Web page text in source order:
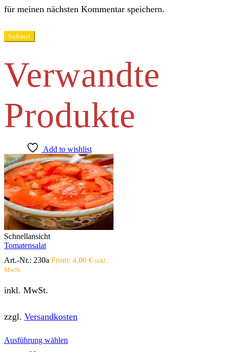
für meinen nächsten Kommentar speichern.
Verwandte
Produkte
Add to wishlist
Schnellansicht
Tomatensalat
Art.-Nr.: 230a From: 4,00 € inkl.
MwSt.
inkl. MwSt.
zzgl. Versandkosten
Ausführung wählen